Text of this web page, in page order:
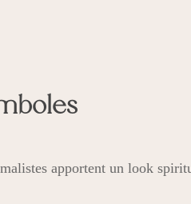
apportent un look